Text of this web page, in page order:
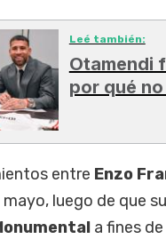
Leé también:
Otamendi
por qué
entre Enzo
luego de que
a fines